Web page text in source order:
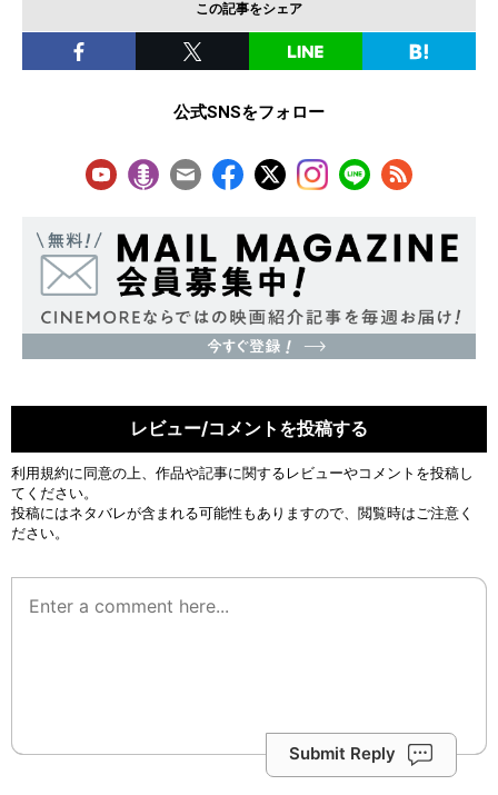
この記事をシェア
公式SNSをフォロー
レビュー/コメントを投稿する
利用規約に同意の上、作品や記事に関するレビューやコメントを投稿し
てください。
投稿にはネタバレが含まれる可能性もありますので、閲覧時はご注意く
ださい。
Submit Reply